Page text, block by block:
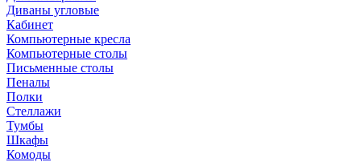
Диваны угловые
Кабинет
Компьютерные кресла
Компьютерные столы
Письменные столы
Пеналы
Полки
Стеллажи
Тумбы
Шкафы
Комоды